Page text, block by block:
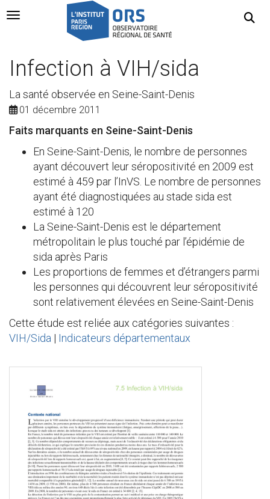
Navigation Toggle
Infection à VIH/sida
La santé observée en Seine-Saint-Denis
01 décembre 2011
Faits marquants en Seine-Saint-Denis
En Seine-Saint-Denis, le nombre de personnes
ayant découvert leur séropositivité en 2009 est
estimé à 459 par l’InVS. Le nombre de personnes
ayant été diagnostiquées au stade sida est
estimé à 120
La Seine-Saint-Denis est le département
métropolitain le plus touché par l’épidémie de
sida après Paris
Les proportions de femmes et d’étrangers parmi
les personnes qui découvrent leur séropositivité
sont relativement élevées en Seine-Saint-Denis
Cette étude est reliée aux catégories suivantes :
VIH/Sida | Indicateurs départementaux